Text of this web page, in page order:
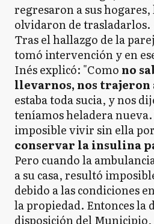
regresaron a sus hogares,
olvidaron de trasladarlos.
Tras el hallazgo de la
tomó intervención y en
Inés explicó: "Como no
llevarnos, nos trajeron
estaba toda sucia, y nos
teníamos heladera
imposible vivir sin ella
conservar la insulina
Pero cuando la
a su casa, resultó
debido a las condiciones
la propiedad. Entonces la
disposición del